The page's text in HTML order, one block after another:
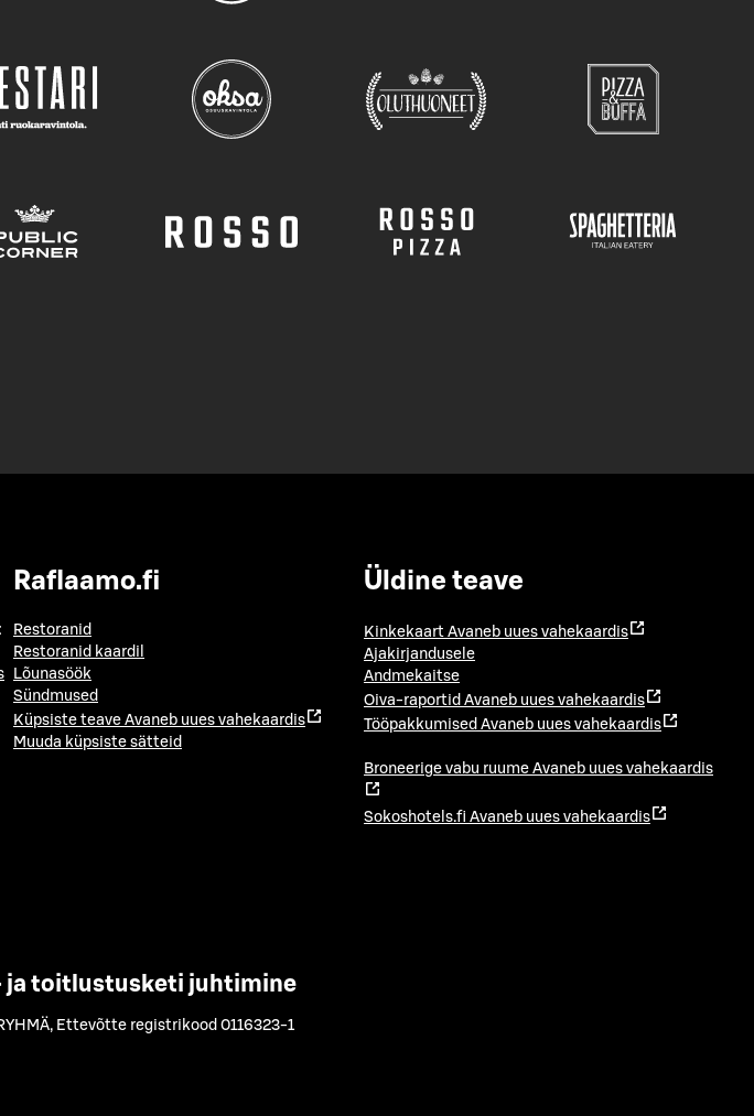
Raflaamo.fi
Restoranid
Restoranid kaardil
Lõunasöök
Sündmused
Küpsiste teave Avaneb uues vahekaardis
Muuda küpsiste sätteid
Üldine teave
Kinkekaart Avaneb uues vahekaardis
Ajakirjandusele
Andmekaitse
Oiva-raportid Avaneb uues vahekaardis
Tööpakkumised Avaneb uues vahekaardis
Broneerige vabu ruume Avaneb uues vahekaardis
Sokoshotels.fi Avaneb uues vahekaardis
ja toitlustusketi juhtimine
, Ettevõtte registrikood 0116323-1